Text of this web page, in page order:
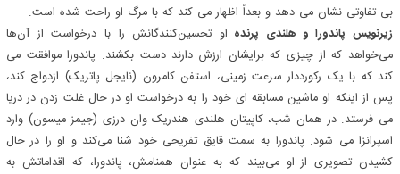
بی تفاوتی نشان می دهد و بعداً اظهار می کند که با مرگ او راحت شده است.
زیرنویس پاندورا و هلندی پرنده او تحسین‌کنندگانش را با درخواست از آن‌ها
می‌خواهد که از چیزی که برایشان ارزش دارند دست بکشند. پاندورا موافقت می
کند که با یک رکورددار سرعت زمینی، استفن کامرون (نایجل پاتریک) ازدواج کند،
پس از اینکه او ماشین مسابقه ای خود را به درخواست او در حال غلت زدن در دریا
می فرستد. در همان شب، کاپیتان هلندی هندریک وان درزی (جیمز میسون) وارد
اسپرانزا می شود. پاندورا به سمت قایق تفریحی خود شنا می‌کند و او را در حال
کشیدن تصویری از او می‌بیند که به عنوان همنامش، پاندورا، که اقداماتش به